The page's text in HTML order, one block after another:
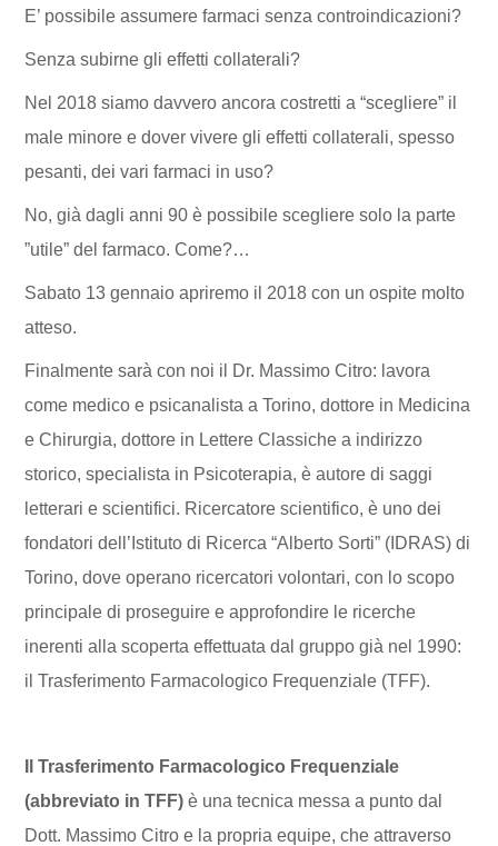
E’ possibile assumere farmaci senza controindicazioni?
Senza subirne gli effetti collaterali?
Nel 2018 siamo davvero ancora costretti a “scegliere” il
male minore e dover vivere gli effetti collaterali, spesso
pesanti, dei vari farmaci in uso?
No, già dagli anni 90 è possibile scegliere solo la parte
”utile” del farmaco. Come?…
Sabato 13 gennaio apriremo il 2018 con un ospite molto
atteso.
Finalmente sarà con noi il Dr. Massimo Citro: lavora
come medico e psicanalista a Torino, dottore in Medicina
e Chirurgia, dottore in Lettere Classiche a indirizzo
storico, specialista in Psicoterapia, è autore di saggi
letterari e scientifici. Ricercatore scientifico, è uno dei
fondatori dell’Istituto di Ricerca “Alberto Sorti” (IDRAS) di
Torino, dove operano ricercatori volontari, con lo scopo
principale di proseguire e approfondire le ricerche
inerenti alla scoperta effettuata dal gruppo già nel 1990:
il Trasferimento Farmacologico Frequenziale (TFF).
Il Trasferimento Farmacologico Frequenziale
(abbreviato in TFF) è una tecnica messa a punto dal
Dott. Massimo Citro e la propria equipe, che attraverso